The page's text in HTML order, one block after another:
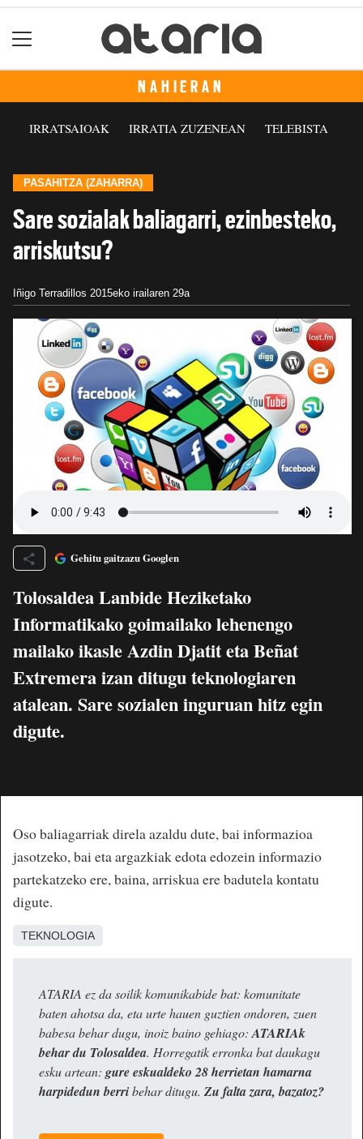
NAHIERAN
IRRATSAIOAK IRRATIA ZUZENEAN TELEBISTA
PASAHITZA (ZAHARRA)
Sare sozialak baliagarri, ezinbesteko,
arriskutsu?
Iñigo Terradillos 2015eko irailaren 29a
Gehitu gaitzazu Googlen
Tolosaldea Lanbide Heziketako
Informatikako goimailako lehenengo
mailako ikasle Azdin Djatit eta Beñat
Extremera izan ditugu teknologiaren
atalean. Sare sozialen inguruan hitz egin
digute.
Oso baliagarriak direla azaldu dute, bai informazioa
jasotzeko, bai eta argazkiak edota edozein informazio
partekatzeko ere, baina, arriskua ere badutela kontatu
digute.
TEKNOLOGIA
ATARIA ez da soilik komunikabide bat: komunitate
baten ahotsa da, eta urte hauen guztien ondoren, zuen
babesa behar dugu, inoiz baino gehiago: ATARIAk
behar du Tolosaldea. Horregatik erronka bat daukagu
esku artean: gure eskualdeko 28 herrietan hamarna
harpidedun berribehar ditugu. Zu falta zara, bazatoz?